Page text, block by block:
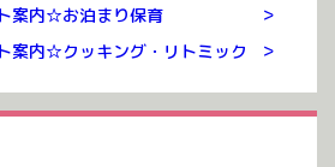
案内☆お泊まり保育 >
案内☆クッキング・リトミック >